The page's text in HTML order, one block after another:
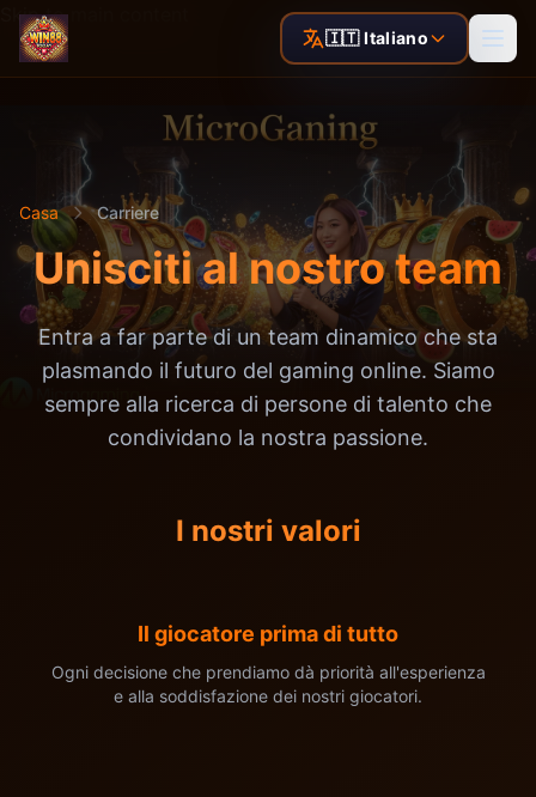
Skip to main content
🇮🇹 Italiano
Casa Carriere
Unisciti al nostro team
Entra a far parte di un team dinamico che sta
plasmando il futuro del gaming online. Siamo
sempre alla ricerca di persone di talento che
condividano la nostra passione.
I nostri valori
Il giocatore prima di tutto
Ogni decisione che prendiamo dà priorità all'esperienza
e alla soddisfazione dei nostri giocatori.